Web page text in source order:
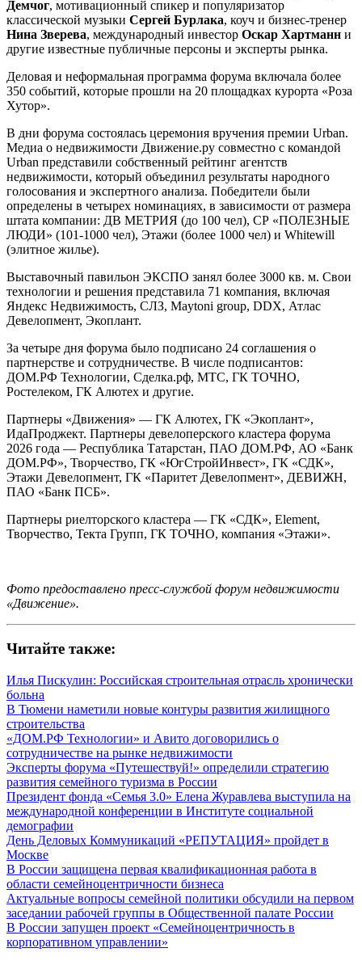
Демчог, мотивационный спикер и популяризатор
классической музыки Сергей Бурлака, коуч и бизнес-тренер
Нина Зверева, международный инвестор Оскар Хартманн и
другие известные публичные персоны и эксперты рынка.
Деловая и неформальная программа форума включала более
350 событий, которые прошли на 20 площадках курорта «Роза
Хутор».
В дни форума состоялась церемония вручения премии Urban.
Медиа о недвижимости Движение.ру совместно с командой
Urban представили собственный рейтинг агентств
недвижимости, который объединил результаты народного
голосования и экспертного анализа. Победители были
определены в четырех номинациях, в зависимости от размера
штата компании: ДВ МЕТРИЯ (до 100 чел), СР «ПОЛЕЗНЫЕ
ЛЮДИ» (101-1000 чел), Этажи (более 1000 чел) и Whitewill
(элитное жилье).
Выставочный павильон ЭКСПО занял более 3000 кв. м. Свои
технологии и решения представила 71 компания, включая
Яндекс Недвижимость, СЛЗ, Maytoni group, DDX, Атлас
Девелопмент, Экоплант.
За четыре дня форума было подписано 24 соглашения о
партнерстве и сотрудничестве. В числе подписантов:
ДОМ.РФ Технологии, Сделка.рф, МТС, ГК ТОЧНО,
Ростелеком, ГК Алютех и другие.
Партнеры «Движения» — ГК Алютех, ГК «Экоплант»,
ИдаПроджект. Партнеры девелоперского кластера форума
2026 года — Республика Татарстан, ПАО ДОМ.РФ, АО «Банк
ДОМ.РФ», Творчество, ГК «ЮгСтройИнвест», ГК «СДК»,
Этажи Девелопмент, ГК «Паритет Девелопмент», ДЕВИЖН,
ПАО «Банк ПСБ».
Партнеры риелторского кластера — ГК «СДК», Element,
Творчество, Текта Групп, ГК ТОЧНО, компания «Этажи».
Фото предоставлено пресс-службой форум недвижимости
«Движение».
Читайте также:
Илья Пискулин: Российская строительная отрасль хронически
больна
В Тюмени наметили новые контуры развития жилищного
строительства
«ДОМ.РФ Технологии» и Авито договорились о
сотрудничестве на рынке недвижимости
Эксперты форума «Путешествуй!» определили стратегию
развития семейного туризма в России
Президент фонда «Семья 3.0» Елена Журавлева выступила на
международной конференции в Институте социальной
демографии
День Деловых Коммуникаций «РЕПУТАЦИЯ» пройдет в
Москве
В России защищена первая квалификационная работа в
области семейноцентричности бизнеса
Актуальные вопросы семейной политики обсудили на первом
заседании рабочей группы в Общественной палате России
В России запущен проект «Семейноцентричность в
корпоративном управлении»